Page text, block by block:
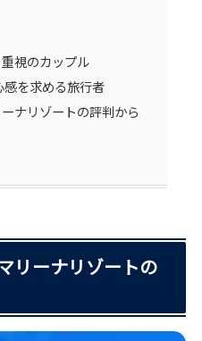
視のカップル
を求める旅行者
ナリゾートの評判から
リーナリゾートの